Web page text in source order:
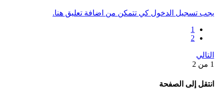
يجب تسجيل الدخول كي تتمكن من اضافة تعليق هنا.
1
2
التالي
1 من 2
انتقل إلى الصفحة